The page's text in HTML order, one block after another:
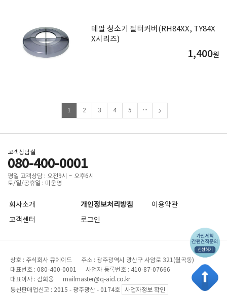
테팔 청소기 필터커버(RH84XX, TY84X
X시리즈)
1,400원
1 2 3 4 5 ...
고객상담실
080-400-0001
평일 고객상담 : 오전9시 ~ 오후6시
토/일/공휴일 : 미운영
회사소개 개인정보처리방침
이용약관
고객센터
로그인
상호 : 주식회사 큐에이드 주소 : 광주광역시 광산구 사암로 321(월곡동)
대표번호 : 080-400-0001 사업자 등록번호 : 410-87-07666
대표이사 : 김희웅 mailmaster@q-aid.co.kr
통신판매업신고 : 2015 - 광주광산 - 0174호
사업자정보 확인